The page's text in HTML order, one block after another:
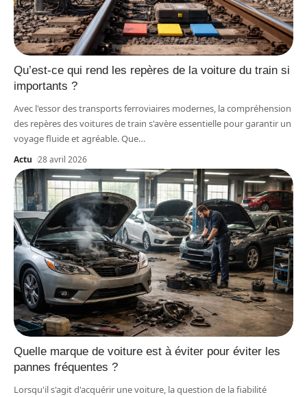
Qu’est-ce qui rend les repères de la voiture du train si
importants ?
Avec l'essor des transports ferroviaires modernes, la compréhension
des repères des voitures de train s'avère essentielle pour garantir un
voyage fluide et agréable. Que…
Actu 28 avril 2026
Quelle marque de voiture est à éviter pour éviter les
pannes fréquentes ?
Lorsqu'il s'agit d'acquérir une voiture, la question de la fiabilité